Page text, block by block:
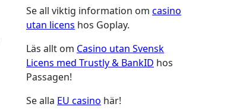
Se all viktig information om casino
utan licens hos Goplay.
Läs allt om Casino utan Svensk
Licens med Trustly & BankID hos
Passagen!
Se alla EU casino här!